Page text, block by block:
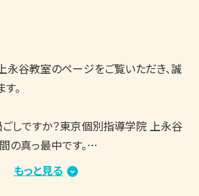
谷教室のページをご覧いただき、誠
。
しですか？東京個別指導学院 上永谷
の真っ最中です。
して学習できる環境を整えており、生
もっと見る